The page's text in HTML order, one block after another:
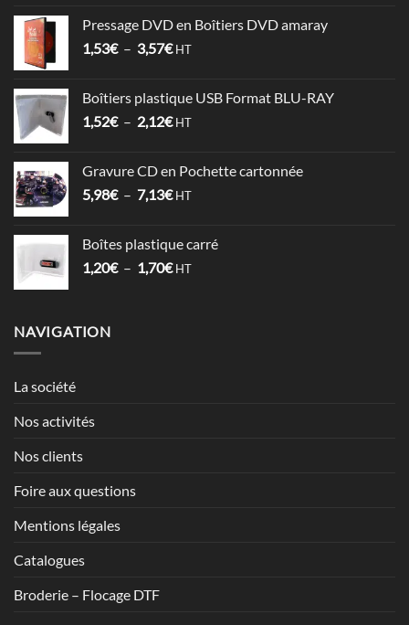
6,78€
à
Pressage DVD en Boîtiers DVD amaray
1,53€ – 3,57€Plage
1,53€
à
HT
Boîtiers plastique USB Format BLU-RAY
1,52€ – 2,12€Plage
1,52€
à
HT
Gravure CD en Pochette cartonnée
5,98€ – 7,13€Plage
5,98€
à
HT
Boîtes plastique carré
1,20€ – 1,70€Plage
HT
NAVIGATION
La société
Nos activités
Nos clients
Foire aux questions
Mentions légales
Catalogues
Broderie – Flocage DTF